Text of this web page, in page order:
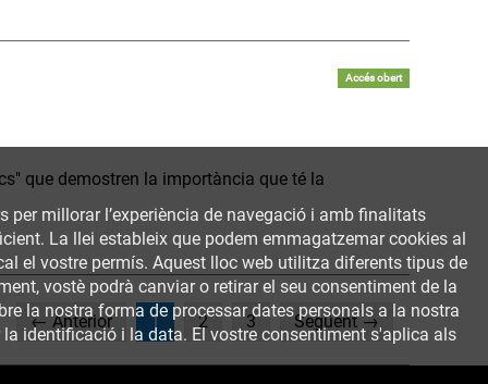
Accés obert
que demostren la importància que té la
← Anterior 1(current)
2 3 Següent →
millorar l’experiència de navegació i amb finalitats
La llei estableix que podem emmagatzemar cookies al
el vostre permís. Aquest lloc web utilitza diferents tipus de
vostè podrà canviar o retirar el seu consentiment de la
la nostra forma de processar dates personals a la nostra
identificació i la data. El vostre consentiment s'aplica als